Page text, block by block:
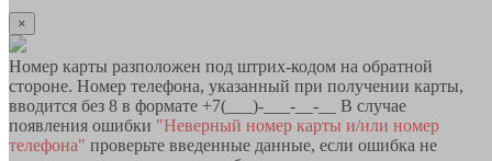
×
Номер карты разположен под штрих-кодом на обратной
стороне. Номер телефона, указанный при получении карты,
вводится без 8 в формате +7(___)-___-__-__ В случае
появления ошибки "Неверный номер карты и/или номер
телефона" проверьте введенные данные, если ошибка не